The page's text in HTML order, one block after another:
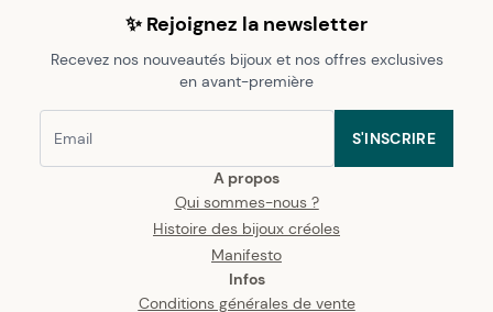
A propos
Qui sommes-nous ?
Histoire des bijoux créoles
Manifesto
Infos
Conditions générales de vente
✨ Rejoignez la newsletter
Recevez nos nouveautés bijoux et nos offres exclusives
en avant-première
S'INSCRIRE